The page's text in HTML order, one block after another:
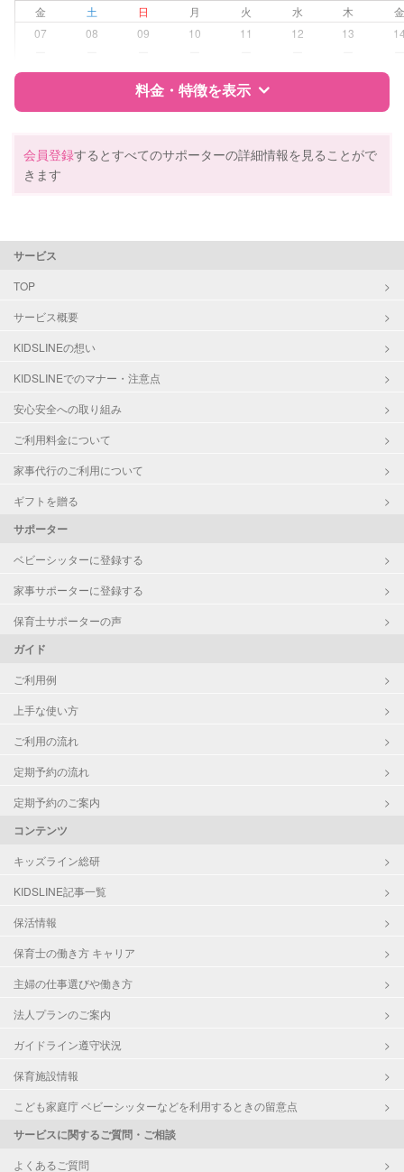
障がい児対応 対応可否は個別に相談
レッスン なし
お子様の撮影
（定期特典）
対応不可
金 土 日 月 火 水 木
07
08 09 10 11 12 13
料金・特徴を表示
資格
自治体届出済ベビーシッター
対応可能/特徴
病児対応
レッスン
お子様の撮影
会員登録するとすべてのサポーターの詳細情報を見ることがで
きます
サービス
TOP
サービス概要
KIDSLINEの想い
KIDSLINEでのマナー・注意点
安心安全への取り組み
ご利用料金について
家事代行のご利用について
ギフトを贈る
サポーター
ベビーシッターに登録する
家事サポーターに登録する
保育士サポーターの声
ガイド
ご利用例
上手な使い方
ご利用の流れ
定期予約の流れ
定期予約のご案内
コンテンツ
キッズライン総研
KIDSLINE記事一覧
保活情報
保育士の働き方 キャリア
主婦の仕事選びや働き方
法人プランのご案内
ガイドライン遵守状況
保育施設情報
こども家庭庁 ベビーシッターなどを利用するときの留意点
サービスに関するご質問・ご相談
よくあるご質問